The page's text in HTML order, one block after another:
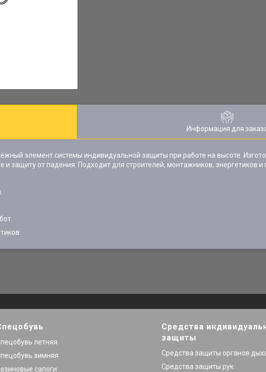
Информация для
элемент системы индивидуальной защиты при работе на высоте.
и защиту от падения. Подходит для строителей, монтажников, энергетиков
летняя
зимняя
сапоги
Средства
защиты
Средства защиты органов
Средства защиты рук